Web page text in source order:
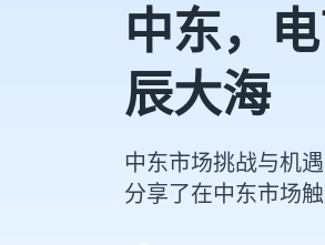
中东，
辰大海
中东市场挑战与机
分享了在中东市场